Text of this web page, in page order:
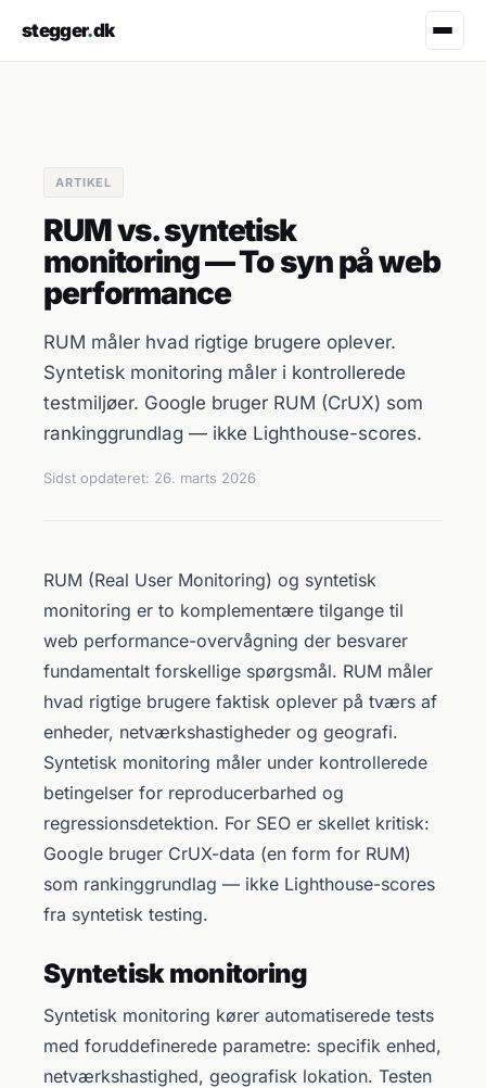
stegger.dk
ARTIKEL
RUM vs. syntetisk
monitoring — To syn på web
performance
RUM måler hvad rigtige brugere oplever.
Syntetisk monitoring måler i kontrollerede
testmiljøer. Google bruger RUM (CrUX) som
rankinggrundlag — ikke Lighthouse-scores.
Sidst opdateret: 26. marts 2026
RUM (Real User Monitoring) og syntetisk
monitoring er to komplementære tilgange til
web performance-overvågning der besvarer
fundamentalt forskellige spørgsmål. RUM måler
hvad rigtige brugere faktisk oplever på tværs af
enheder, netværkshastigheder og geografi.
Syntetisk monitoring måler under kontrollerede
betingelser for reproducerbarhed og
regressionsdetektion. For SEO er skellet kritisk:
Google bruger CrUX-data (en form for RUM)
som rankinggrundlag — ikke Lighthouse-scores
fra syntetisk testing.
Syntetisk monitoring
Syntetisk monitoring kører automatiserede tests
med foruddefinerede parametre: specifik enhed,
netværkshastighed, geografisk lokation. Testen